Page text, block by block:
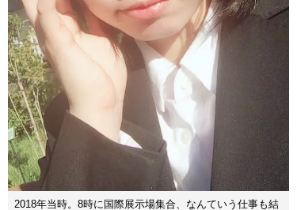
2018年当時。8時に国際展示場集合、なんていう仕事も結